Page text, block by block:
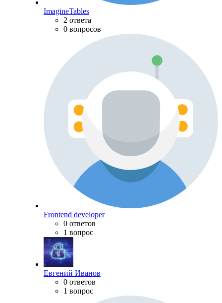
ImagineTables
2 ответа
0 вопросов
Frontend developer
0 ответов
1 вопрос
Евгений Иванов
0 ответов
1 вопрос